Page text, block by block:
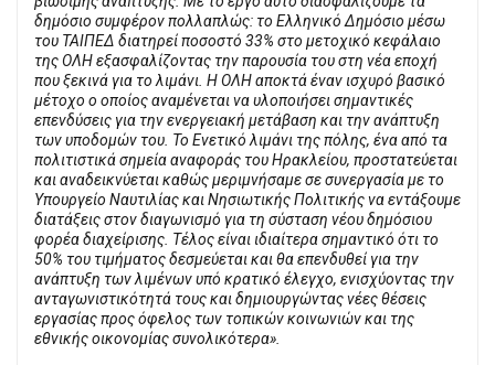
δημόσιο συμφέρον πολλαπλώς: το Ελληνικό Δημόσιο μέσω
του ΤΑΙΠΕΔ διατηρεί ποσοστό 33% στο μετοχικό κεφάλαιο
της ΟΛΗ εξασφαλίζοντας την παρουσία του στη νέα εποχή
που ξεκινά για το λιμάνι. Η ΟΛΗ αποκτά έναν ισχυρό βασικό
μέτοχο ο οποίος αναμένεται να υλοποιήσει σημαντικές
επενδύσεις για την ενεργειακή μετάβαση και την ανάπτυξη
των υποδομών του. Το Ενετικό λιμάνι της πόλης, ένα από τα
πολιτιστικά σημεία αναφοράς του Ηρακλείου, προστατεύεται
και αναδεικνύεται καθώς μεριμνήσαμε σε συνεργασία με το
Υπουργείο Ναυτιλίας και Νησιωτικής Πολιτικήςνα εντάξουμε
διατάξεις στον διαγωνισμό για τη σύσταση νέου δημόσιου
φορέα διαχείρισης. Τέλος είναι ιδιαίτερα σημαντικό ότι το
50% του τιμήματος δεσμεύεται και θα επενδυθεί για την
ανάπτυξη των λιμένων υπό κρατικό έλεγχο, ενισχύοντας την
ανταγωνιστικότητά τους και δημιουργώντας νέες θέσεις
εργασίας προς όφελος των τοπικών κοινωνιών και της
εθνικής οικονομίας συνολικότερα».